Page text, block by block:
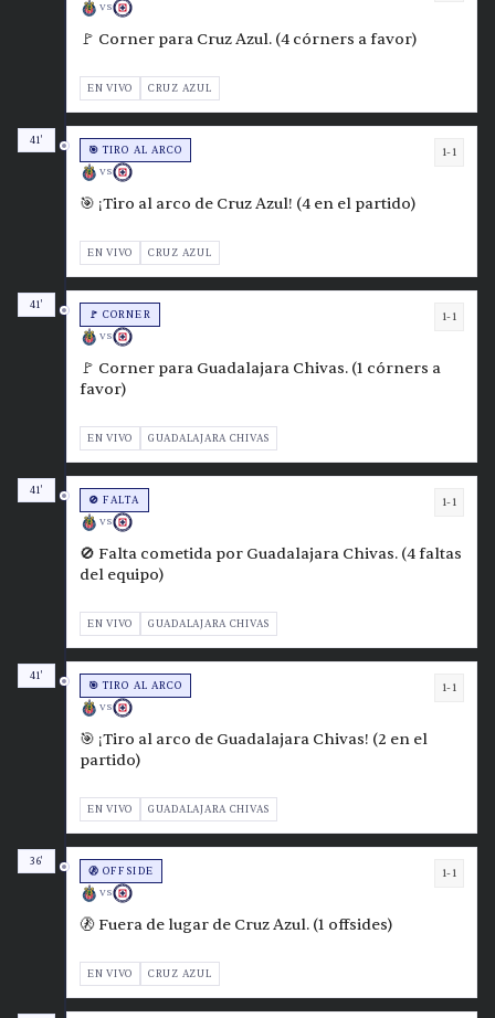
VS
🚩 Corner para Cruz Azul. (4 córners a favor)
EN VIVO CRUZ AZUL
41'
🎯 TIRO AL ARCO
VS
1-1
🎯 ¡Tiro al arco de Cruz Azul! (4 en el partido)
EN VIVO CRUZ AZUL
41'
🚩 CORNER
VS
1-1
🚩 Corner para Guadalajara Chivas. (1 córners a
favor)
EN VIVO GUADALAJARA CHIVAS
41'
🚫 FALTA
VS
1-1
🚫 Falta cometida por Guadalajara Chivas. (4 faltas
del equipo)
EN VIVO GUADALAJARA CHIVAS
41'
🎯 TIRO AL ARCO
VS
1-1
🎯 ¡Tiro al arco de Guadalajara Chivas! (2 en el
partido)
EN VIVO GUADALAJARA CHIVAS
36'
🚷 OFFSIDE
VS
1-1
🚷 Fuera de lugar de Cruz Azul. (1 offsides)
EN VIVO CRUZ AZUL